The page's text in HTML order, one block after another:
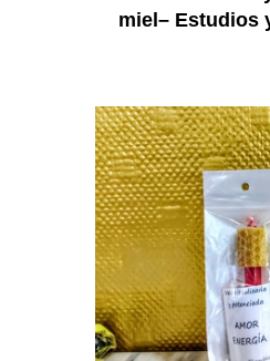
miel– Estudios